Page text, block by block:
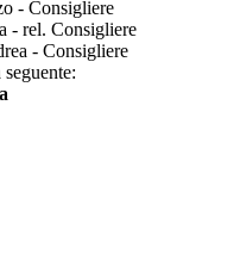
- Consigliere
- rel. Consigliere
- Consigliere